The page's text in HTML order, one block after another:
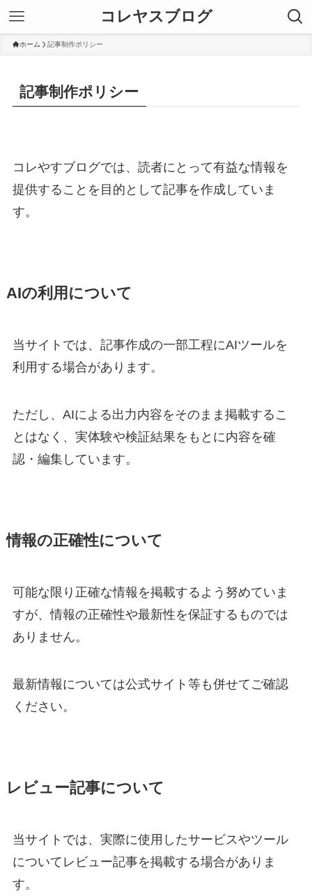
コレヤスブログ
ホーム 記事制作ポリシー
記事制作ポリシー
コレやすブログでは、読者にとって有益な情報を
提供することを目的として記事を作成していま
す。
AIの利用について
当サイトでは、記事作成の一部工程にAIツールを
利用する場合があります。
ただし、AIによる出力内容をそのまま掲載するこ
とはなく、実体験や検証結果をもとに内容を確
認・編集しています。
情報の正確性について
可能な限り正確な情報を掲載するよう努めていま
すが、情報の正確性や最新性を保証するものでは
ありません。
最新情報については公式サイト等も併せてご確認
ください。
レビュー記事について
当サイトでは、実際に使用したサービスやツール
についてレビュー記事を掲載する場合がありま
す。